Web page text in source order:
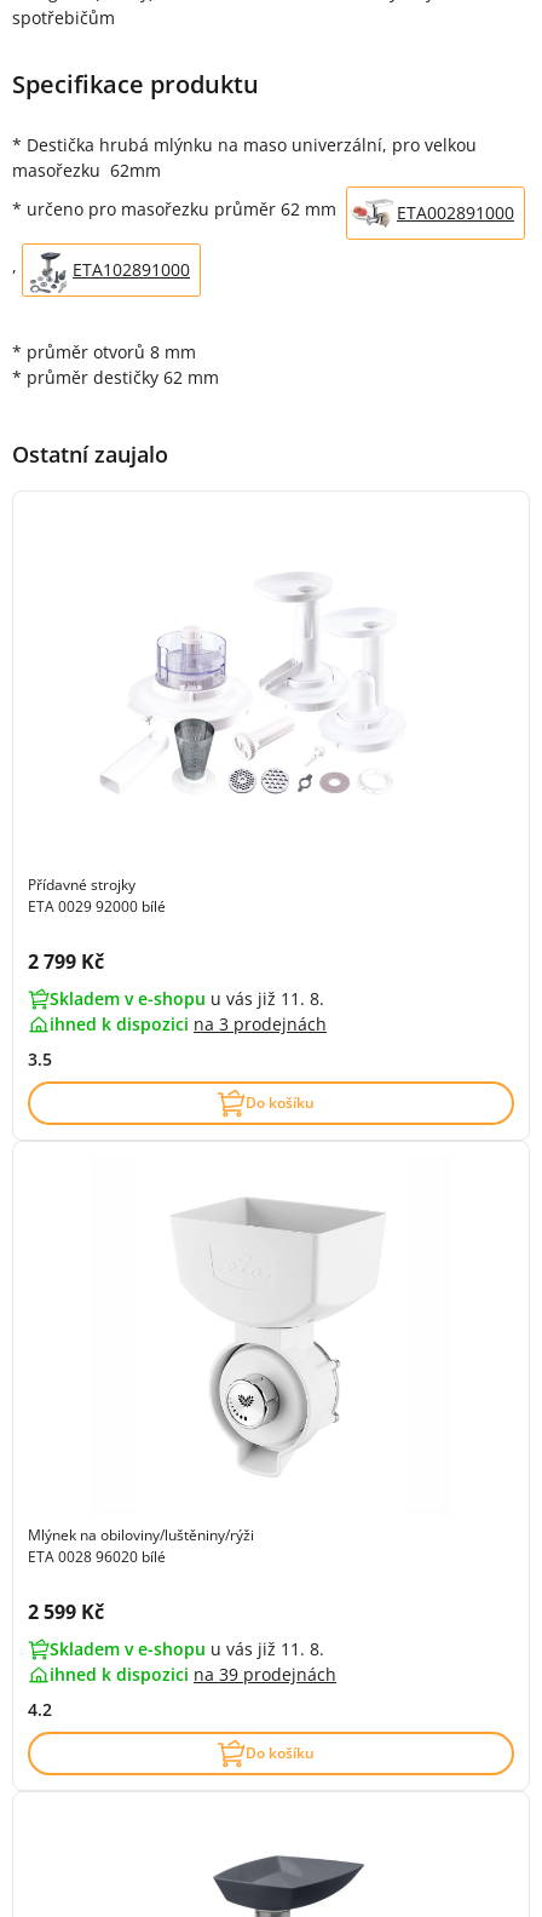
spotřebičům
Specifikace produktu
* Destička hrubá mlýnku na maso univerzální, pro velkou
masořezku 62mm
* určeno pro masořezku průměr 62 mm
ETA002891000
, ETA102891000
* průměr otvorů 8 mm
* průměr destičky 62 mm
Ostatní zaujalo
Přídavné strojky
ETA 0029 92000 bílé
Cena s DPH:
2 799 Kč
Skladem v e-shopu u vás již 11. 8.
ihned k dispozici na 3 prodejnách
3.5
Do košíku
Mlýnek na obiloviny/luštěniny/rýži
ETA 0028 96020 bílé
Cena s DPH:
2 599 Kč
Skladem v e-shopu u vás již 11. 8.
ihned k dispozici na 39 prodejnách
4.2
Do košíku